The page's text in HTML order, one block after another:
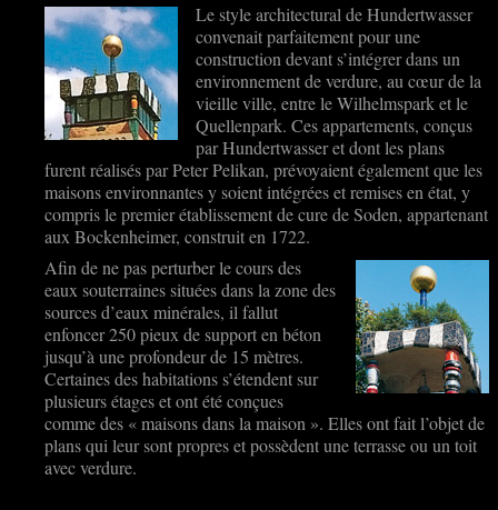
Le style architectural de Hundertwasser
convenait parfaitement pour une
construction devant s’intégrer dans un
environnement de verdure, au cœur de la
vieille ville, entre le Wilhelmspark et le
Quellenpark. Ces appartements, conçus
par Hundertwasser et dont les plans
furent réalisés par Peter Pelikan, prévoyaient également que les
maisons environnantes y soient intégrées et remises en état, y
compris le premier établissement de cure de Soden, appartenant
aux Bockenheimer, construit en 1722.
Afin de ne pas perturber le cours des
eaux souterraines situées dans la zone des
sources d’eaux minérales, il fallut
enfoncer 250 pieux de support en béton
jusqu’à une profondeur de 15 mètres.
Certaines des habitations s’étendent sur
plusieurs étages et ont été conçues
comme des « maisons dans la maison ». Elles ont fait l’objet de
plans qui leur sont propres et possèdent une terrasse ou un toit
avec verdure.